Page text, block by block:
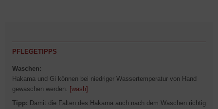
PFLEGETIPPS
Waschen:
Hakama und Gi können bei niedriger Wassertemperatur von Hand
gewaschen werden. [wash]
Tipp: Damit die Falten des Hakama auch nach dem Waschen richtig